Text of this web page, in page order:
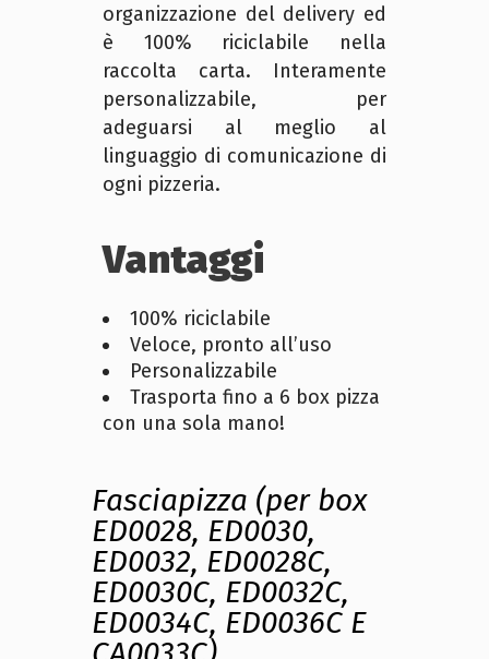
organizzazione del delivery ed
è 100% riciclabile nella
raccolta carta. Interamente
personalizzabile, per
adeguarsi al meglio al
linguaggio di comunicazione di
ogni pizzeria.
Vantaggi
100% riciclabile
Veloce, pronto all’uso
Personalizzabile
Trasporta fino a 6 box pizza
con una sola mano!
Fasciapizza (per box
ED0028, ED0030,
ED0032, ED0028C,
ED0030C, ED0032C,
ED0034C, ED0036C E